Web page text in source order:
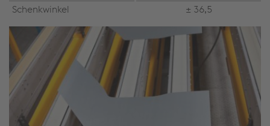
Schenkwinkel
± 36,5